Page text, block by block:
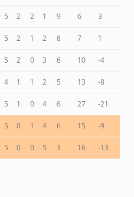
5 2 2 1 9 6 3
5 2 1 2 8 7 1
5 2 0 3 6 10 -4
4 1 1 2 5 13 -8
5 1 0 4 6 27 -21
5 0 1 4 6 15 -9
5 0 0 5 3 16 -13